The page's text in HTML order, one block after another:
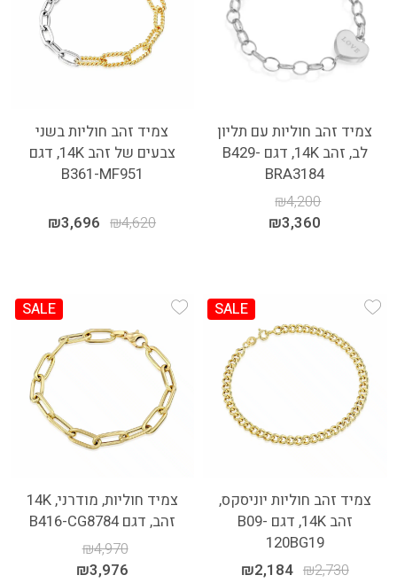
צמיד זהב חוליות עם תליון
לב, זהב 14K, דגם B429-
BRA3184
₪4,200
₪3,360
צמיד זהב חוליות בשני
צבעים של זהב 14K, דגם
B361-MF951
₪4,620
₪3,696
Add Wishlist
SALE
צמיד זהב חוליות יוניסקס,
זהב 14K, דגם B09-
120BG19
₪2,730
₪2,184
Add Wishlist
SALE
צמיד חוליות, מודרני, 14K
זהב, דגם B416-CG8784
₪4,970
₪3,976